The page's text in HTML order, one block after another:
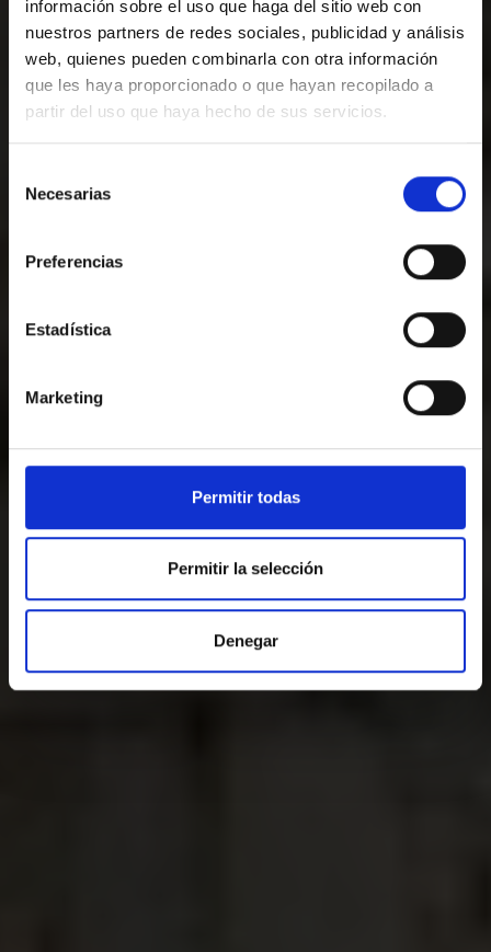
información sobre el uso que haga del sitio web con
nuestros partners de redes sociales, publicidad y análisis
web, quienes pueden combinarla con otra información
que les haya proporcionado o que hayan recopilado a
partir del uso que haya hecho de sus servicios.
Necesarias
Preferencias
Estadística
Marketing
Permitir todas
Permitir la selección
Denegar
HAZ YA TU RESERVA
reservas@salleshotels.com